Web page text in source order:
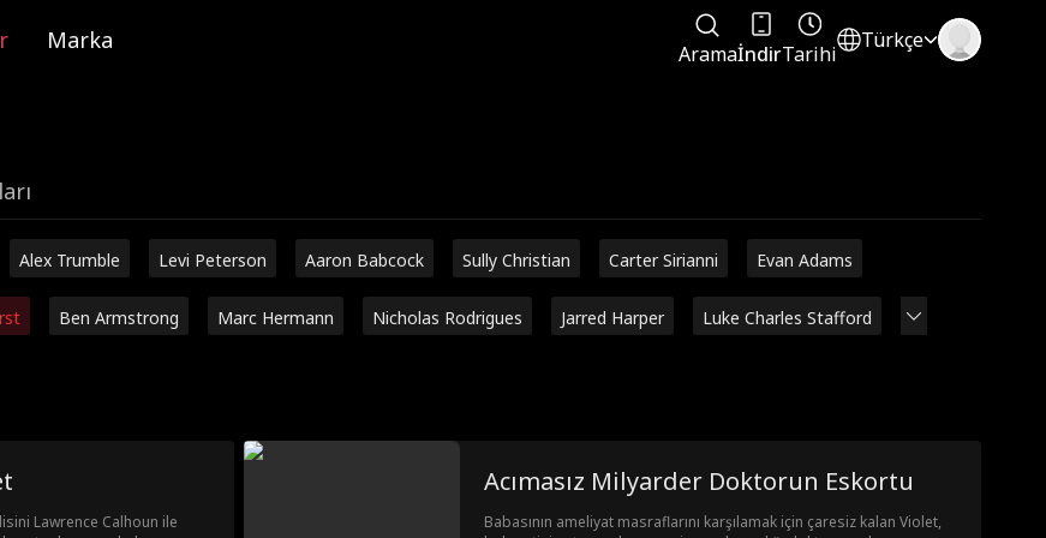
Marka AramaİndirTarihi
Türkçe
Alex Trumble Levi Peterson Aaron Babcock Sully Christian Carter Sirianni Evan Adams
Ben Armstrong Marc Hermann Nicholas Rodrigues Jarred Harper Luke Charles Stafford
Lawrence Calhoun ile
Acımasız Milyarder Doktorun Eskortu
Babasının ameliyat masraflarını karşılamak için çaresiz kalan Violet,